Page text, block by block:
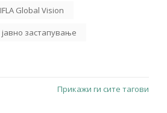
IFLA Global Vision
јавно застапување
Прикажи ги сите тагови